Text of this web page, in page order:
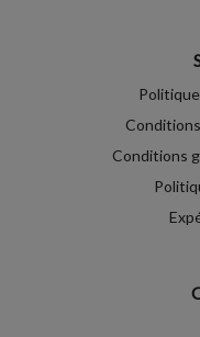
Conditions